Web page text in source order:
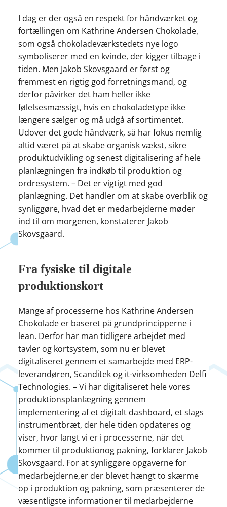
I dag er der også en respekt for håndværket og
fortællingen om Kathrine Andersen Chokolade,
som også chokoladeværkstedets nye logo
symboliserer med en kvinde, der kigger tilbage i
tiden. Men Jakob Skovsgaard er først og
fremmest en rigtig god forretningsmand, og
derfor påvirker det ham heller ikke
følelsesmæssigt, hvis en chokoladetype ikke
længere sælger og må udgå af sortimentet.
Udover det gode håndværk, så har fokus nemlig
altid været på at skabe organisk vækst, sikre
produktudvikling og senest digitalisering af hele
planlægningen fra indkøb til produktion og
ordresystem. – Det er vigtigt med god
planlægning. Det handler om at skabe overblik og
synliggøre, hvad det er medarbejderne møder
ind til om morgenen, konstaterer Jakob
Skovsgaard.
Fra fysiske til digitale
produktionskort
Mange af processerne hos Kathrine Andersen
Chokolade er baseret på grundprincipperne i
lean. Derfor har man tidligere arbejdet med
tavler og kortsystem, som nu er blevet
digitaliseret gennem et samarbejde med ERP-
leverandøren, Scanditek og it-virksomheden Delfi
Technologies. – Vi har digitaliseret hele vores
produktionsplanlægning gennem
implementering af et digitalt dashboard, et slags
instrumentbræt, der hele tiden opdateres og
viser, hvor langt vi er i processerne, når det
kommer til produktionog pakning, forklarer Jakob
Skovsgaard. For at synliggøre opgaverne for
medarbejderne,er der blevet hængt to skærme
op i produktion og pakning, som præsenterer de
væsentligste informationer til medarbejderne